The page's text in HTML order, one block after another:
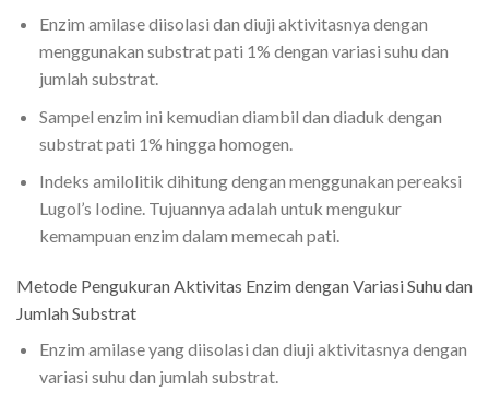
Enzim amilase diisolasi dan diuji aktivitasnya dengan
menggunakan substrat pati 1% dengan variasi suhu dan
jumlah substrat.
Sampel enzim ini kemudian diambil dan diaduk dengan
substrat pati 1% hingga homogen.
Indeks amilolitik dihitung dengan menggunakan pereaksi
Lugol’s Iodine. Tujuannya adalah untuk mengukur
kemampuan enzim dalam memecah pati.
Metode Pengukuran Aktivitas Enzim dengan Variasi Suhu dan
Jumlah Substrat
Enzim amilase yang diisolasi dan diuji aktivitasnya dengan
variasi suhu dan jumlah substrat.